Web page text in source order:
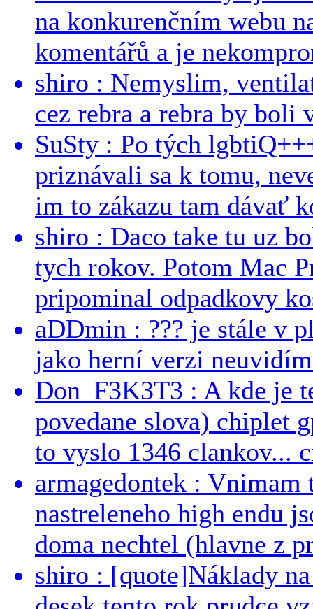
na konkurenčním webu
komentářů a je
shiro : Nemyslim,
cez rebra a rebra by boli
SuSty : Po tých
priznávali sa k tomu,
im to zákazu tam dávať
shiro : Daco take tu uz
tych rokov. Potom Mac
pripominal odpadkovy
aDDmin : ??? je stále v
jako herní verzi
Don_F3K3T3 : A kde je
povedane slova) chiplet
to vyslo 1346 clankov...
armagedontek : Vnimam
nastreleneho high endu
doma nechtel (hlavne z
shiro : [quote]Náklady